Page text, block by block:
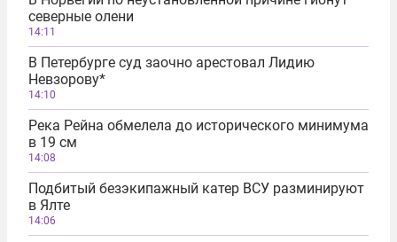
северные олени
14:11
В Петербурге суд заочно арестовал Лидию
Невзорову*
14:10
Река Рейна обмелела до исторического минимума
в 19 см
14:08
Подбитый безэкипажный катер ВСУ разминируют
в Ялте
14:06